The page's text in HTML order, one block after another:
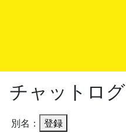
チャットログ
別名： 登録